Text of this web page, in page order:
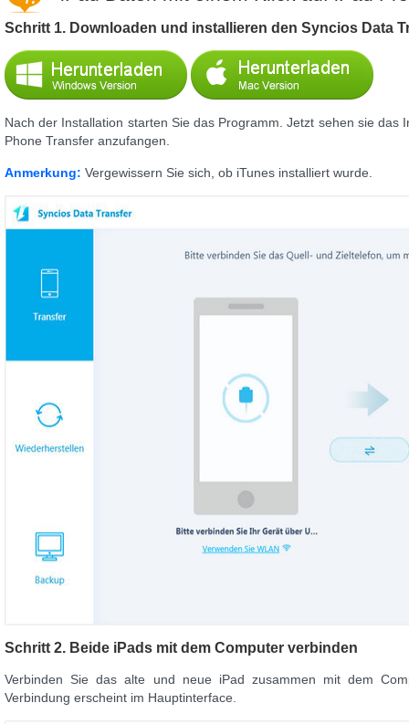
Schritt 1. Downloaden und installieren den Syncios Data
Nach der Installation starten Sie das Programm. Jetzt sehen sie das
Phone Transfer anzufangen.
Anmerkung: Vergewissern Sie sich, ob iTunes installiert wurde.
Schritt 2. Beide iPads mit dem Computer verbinden
Verbinden Sie das alte und neue iPad zusammen mit dem
Verbindung erscheint im Hauptinterface.